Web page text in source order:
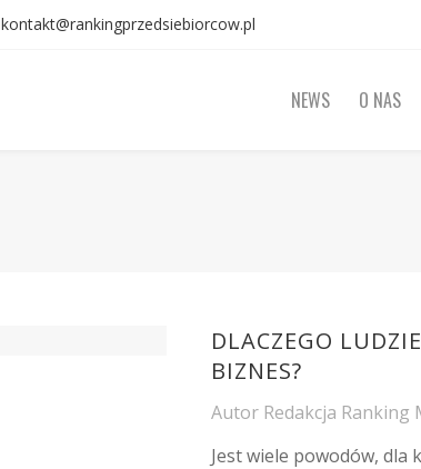
kontakt@rankingprzedsiebiorcow.pl
NEWS O NAS
DLACZEGO
BIZNES?
Autor Redakcja Ranking
Jest wiele powodów, dla